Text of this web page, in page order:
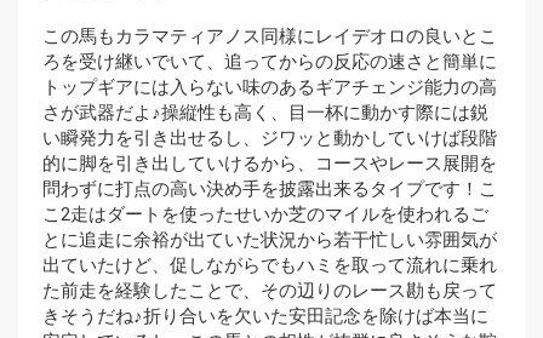
この馬もカラマティアノス同様にレイデオロの良いとこ
ろを受け継いでいて、追ってからの反応の速さと簡単に
トップギアには入らない味のあるギアチェンジ能力の高
さが武器だよ♪操縦性も高く、目一杯に動かす際には鋭
い瞬発力を引き出せるし、ジワッと動かしていけば段階
的に脚を引き出していけるから、コースやレース展開を
問わずに打点の高い決め手を披露出来るタイプです！こ
こ2走はダートを使ったせいか芝のマイルを使われるご
とに追走に余裕が出ていた状況から若干忙しい雰囲気が
出ていたけど、促しながらでもハミを取って流れに乗れ
た前走を経験したことで、その辺りのレース勘も戻って
きそうだね♪折り合いを欠いた安田記念を除けば本当に